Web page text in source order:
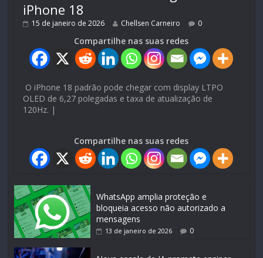
iPhone 18
15 de janeiro de 2026 Chellsen Carneiro 0
Compartilhe nas suas redes
O iPhone 18 padrão pode chegar com display LTPO
OLED de 6,27 polegadas e taxa de atualização de
120Hz. |
Compartilhe nas suas redes
WhatsApp amplia proteção e
bloqueia acesso não autorizado a
mensagens
13 de janeiro de 2026 0